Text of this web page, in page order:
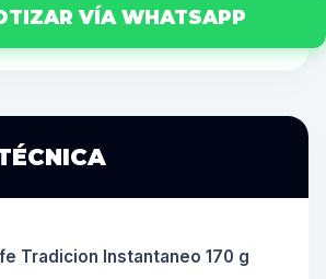
VÍA WHATSAPP
Tradicion Instantaneo 170 g